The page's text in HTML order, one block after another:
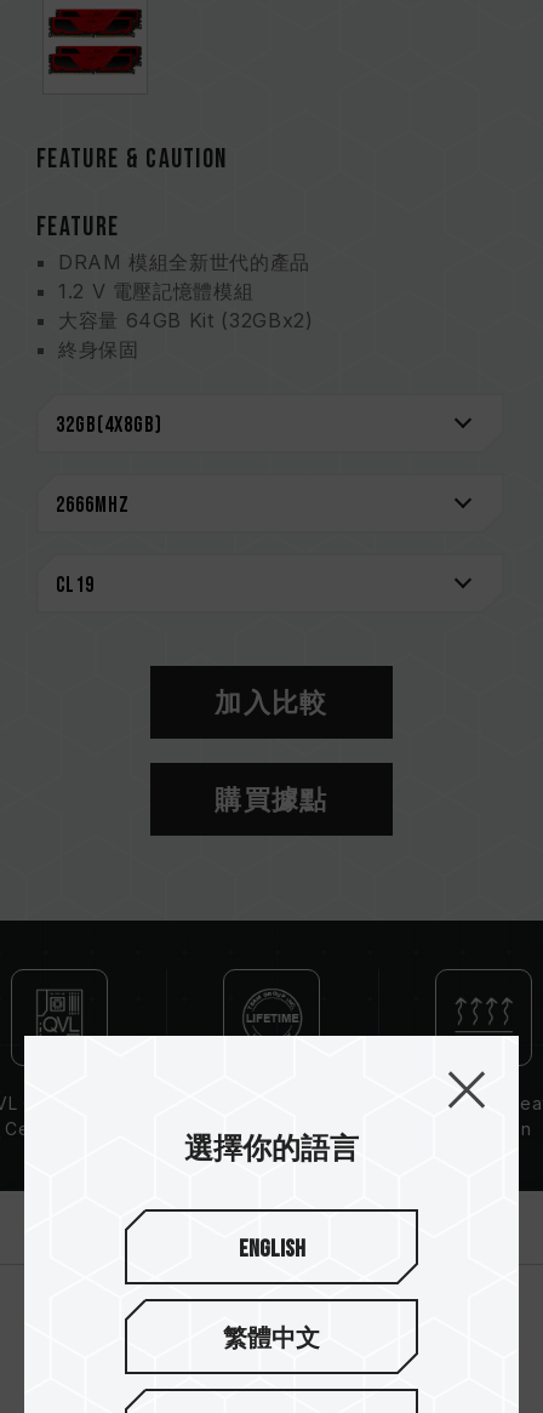
FEATURE & CAUTION
FEATURE
DRAM 模組全新世代的產品
1.2 V 電壓記憶體模組
大容量 64GB Kit (32GBx2)
終身保固
相容平台完整資訊，可至
進一步了
相容性列表。
系統不穩定或不開機。
CPU 記憶體控制器(IMC)的體質以及當前使用的
主機板 BIOS 版本皆可能會影響記憶體運作頻率。
記憶體的最終運行頻率取決於系統 BIOS 設定及主
/ 2400 (或更低)。這屬正常現象，並非產品瑕
XMP 2.0 需由使用者手動啟用，部分主機板可能
無法達到標示頻率，最終運行頻率受限於系統設
定。
標準規範，可能影響系統穩定性。若因超頻導致系
記憶體模組的標示頻率為最高可達頻率，並非所有
請確認您的主機板與處理器支援對應的超頻技術
（XMP2.0），否則記憶體可能無法達到標示的超
十銓科技的記憶體模組皆在正常電壓情況下進行驗
證，若有處理器或主機板故障狀況，請聯繫處理器
或主機板相關售後服務。
加入比較
購買據點
Compatibility
Certification
Aluminum
Dissipation
選擇你的語言
English
繁體中文